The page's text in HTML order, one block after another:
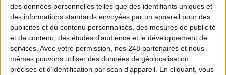
des données personnelles telles que des identifiants uniques et
des informations standards envoyées par un appareil pour des
publicités et du contenu personnalisés, des mesures de publicité
et de contenu, des études d'audience et le développement de
services. Avec votre permission, nos 248 partenaires et nous-
mêmes pouvons utiliser des données de géolocalisation
précises et d’identification par scan d'appareil. En cliquant, vous
Numérisation Patrimoniale
Connectez-vousouinscrivez-vouspour publier un commentaire